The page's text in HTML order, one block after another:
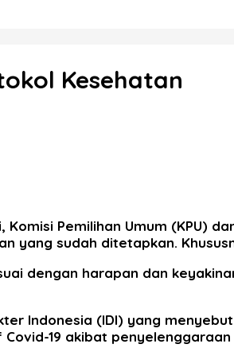
Kesehatan
Pemilihan Umum (KPU)
yang sudah ditetapkan.
dengan harapan dan
Indonesia (IDI) yang
19 akibat